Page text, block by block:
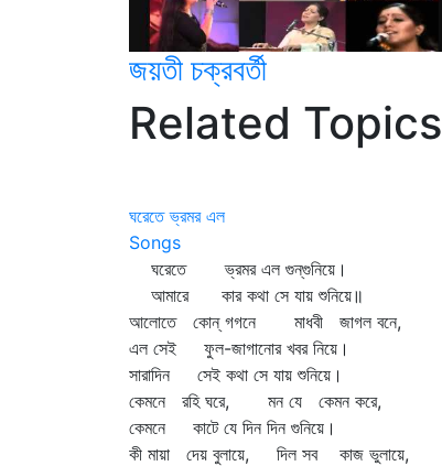
জয়তী চক্রবর্তী
Related Topics
ঘরেতে ভ্রমর এল
Songs
ঘরেতে ভ্রমর এল গুন্‌গুনিয়ে।
আমারে কার কথা সে যায় শুনিয়ে॥
আলোতে কোন্‌ গগনে মাধবী জাগল বনে,
এল সেই ফুল-জাগানোর খবর নিয়ে।
সারাদিন সেই কথা সে যায় শুনিয়ে।
কেমনে রহি ঘরে, মন যে কেমন করে,
কেমনে কাটে যে দিন দিন গুনিয়ে।
কী মায়া দেয় বুলায়ে, দিল সব কাজ ভুলায়ে,